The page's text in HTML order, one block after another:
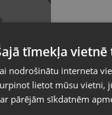
(SM-
tīmekļa
nodrošinātu interneta
lietot mūsu vietni,
pārējām sīkdatnēm